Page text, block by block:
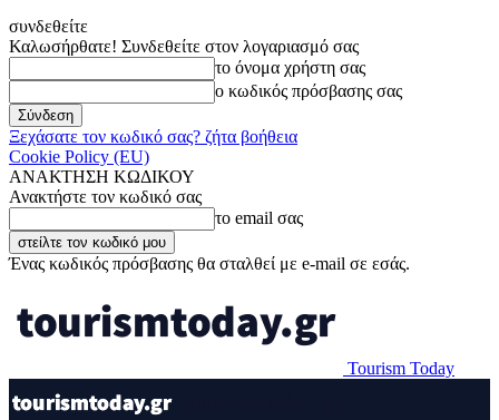
συνδεθείτε
Καλωσήρθατε! Συνδεθείτε στον λογαριασμό σας
το όνομα χρήστη σας
ο κωδικός πρόσβασης σας
Ξεχάσατε τον κωδικό σας? ζήτα βοήθεια
Cookie Policy (EU)
ΑΝΑΚΤΗΣΗ ΚΩΔΙΚΟΥ
Ανακτήστε τον κωδικό σας
το email σας
Ένας κωδικός πρόσβασης θα σταλθεί με e-mail σε εσάς.
Tourism Today